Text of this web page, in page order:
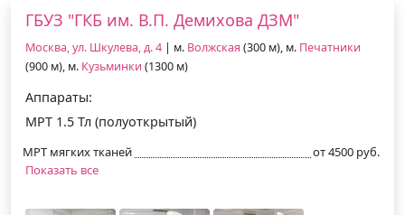
ГБУЗ "ГКБ им. В.П. Демихова ДЗМ"
Москва, ул. Шкулева, д. 4 | м. Волжская (300 м), м. Печатники
(900 м), м. Кузьминки (1300 м)
Аппараты:
МРТ 1.5 Тл (полуоткрытый)
МРТ мягких тканей
от 4500 руб.
Показать все